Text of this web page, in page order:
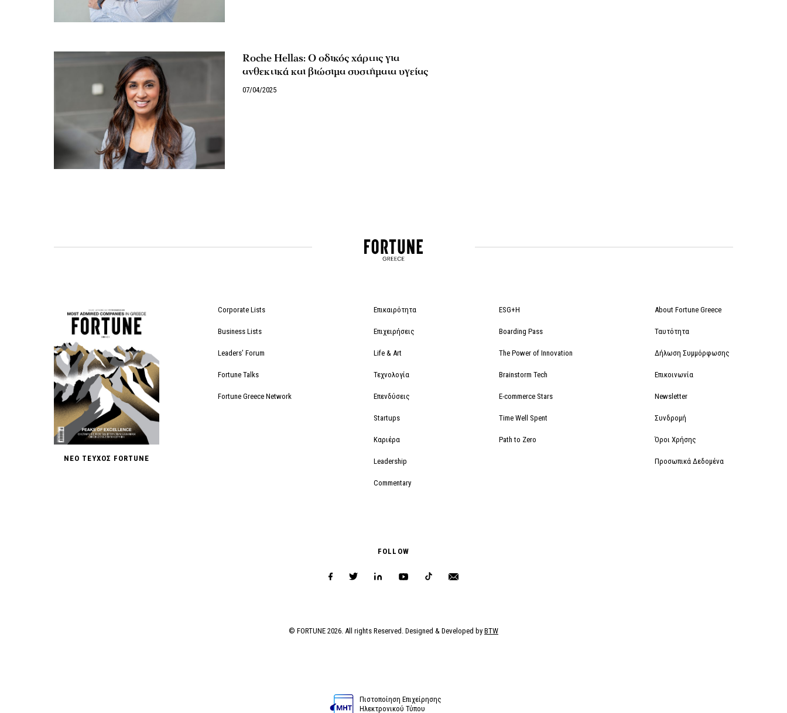
Roche Hellas: Ο οδικός χάρτης για
ανθεκτικά και βιώσιμα συστήματα υγείας
07/04/2025
ΝΕΟ ΤΕΥΧΟΣ FORTUNE
Corporate Lists
Business Lists
Leaders’ Forum
Fortune Talks
Fortune Greece Network
Επικαιρότητα
Επιχειρήσεις
Life & Art
Τεχνολογία
Επενδύσεις
Startups
Καριέρα
Leadership
Commentary
ESG+H
Boarding Pass
The Power of Innovation
Brainstorm Tech
E-commerce Stars
Time Well Spent
Path to Zero
About Fortune Greece
Ταυτότητα
Δήλωση Συμμόρφωσης
Επικοινωνία
Newsletter
Συνδρομή
Όροι Χρήσης
Προσωπικά Δεδομένα
FOLLOW
© FORTUNE 2026. All rights Reserved. Designed & Developed by BTW
Πιστοποίηση Επιχείρησης
Ηλεκτρονικού Τύπου